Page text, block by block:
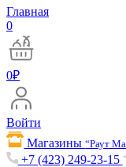
Главная
0
0₽
Войти
Магазины“Раут
+7 (423) 249-23-15